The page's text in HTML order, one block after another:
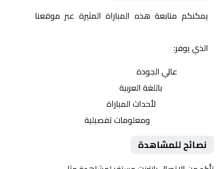
يمكنكم متابعة هذه المباراة المثيرة عبر موقعنا
الذي يوفر:
عالي الجودة
باللغة العربية
لأحداث المباراة
ومعلومات تفصيلية
نصائح للمشاهدة